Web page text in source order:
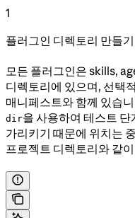
1
플러그인 디렉토리 만들기
모든 플러그인은 skills,
디렉토리에 있으며, 선택
매니페스트와 함께 있습
dir을 사용하여 테스트
가리키기 때문에 위치는
프로젝트 디렉토리와 같